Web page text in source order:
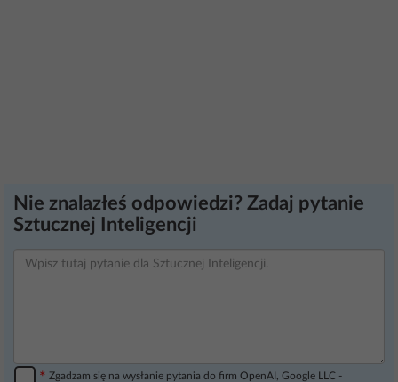
Nie znalazłeś odpowiedzi? Zadaj pytanie
Sztucznej Inteligencji
* Zgadzam się na wysłanie pytania do firm OpenAI, Google LLC -